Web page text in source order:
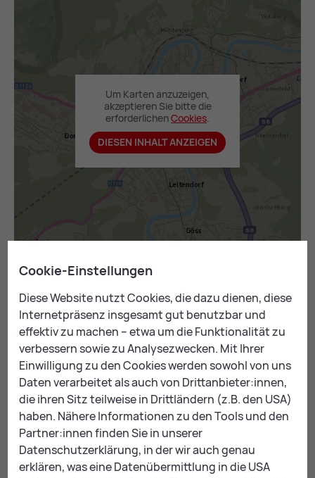
Um Karten anzuzeigen,
akzeptieren Sie bitte die
erforderlichenCoo­kies.
DIESEN INHALT ANZEIGEN
Mail Print
Ähn­li­che The­men:
All­ge­mein­me­di­zin
Au­gen­heil­kun­de
Frau­en­heil­kun­de
Cookie-Einstellungen
Diese Website nutzt Cookies, die dazu dienen, diese
Internetpräsenz insgesamt gut benutzbar und
effektiv zu machen – etwa um die Funktionalität zu
verbessern sowie zu Analysezwecken. Mit Ihrer
Einwilligung zu den Cookies werden sowohl von uns
Daten verarbeitet als auch von Drittanbieter:innen,
die ihren Sitz teilweise in Drittländern (z.B. den USA)
haben. Nähere Informationen zu den Tools und den
Partner:innen finden Sie in unserer
Datenschutzerklärung, in der wir auch genau
erklären, was eine Datenübermittlung in die USA